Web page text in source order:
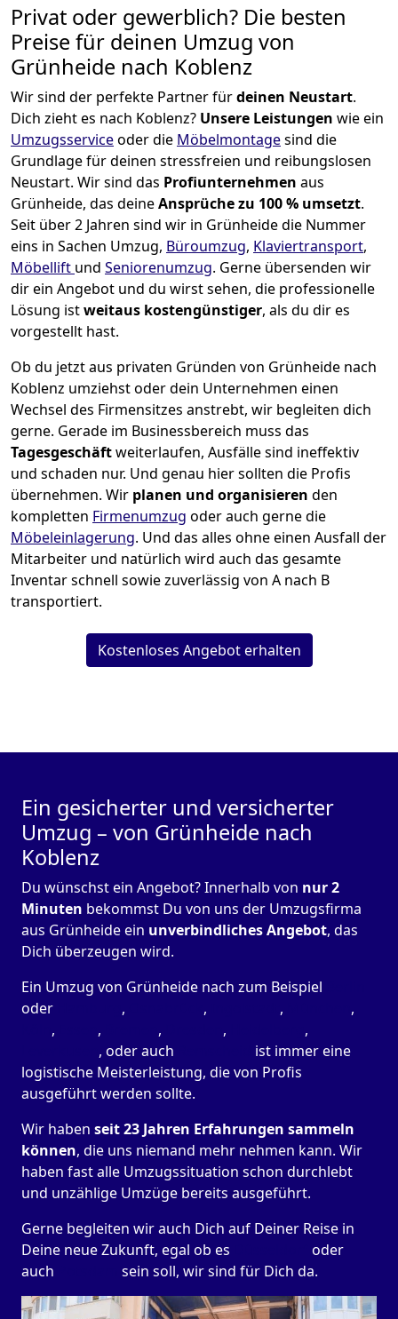
Privat oder gewerblich? Die besten
Preise für deinen Umzug von
Grünheide nach Koblenz
Wir sind der perfekte Partner fürdeinen Neustart.
Dich zieht es nach Koblenz? Unsere Leistungen wie ein
Umzugsserviceoder die Möbelmontagesind die
Grundlage für deinen stressfreien und reibungslosen
Neustart. Wir sind das Profiunternehmen aus
Grünheide, das deineAnsprüche zu 100 % umsetzt.
Seit über 2 Jahren sind wir in Grünheide die Nummer
eins in Sachen Umzug, Büroumzug, Klaviertransport,
Möbellift und Seniorenumzug. Gerne übersenden wir
dir ein Angebot und du wirst sehen, die professionelle
Lösung istweitaus kostengünstiger, als du dir es
vorgestellt hast.
Ob du jetzt aus privaten Gründen von Grünheide nach
Koblenz umziehst oder dein Unternehmen einen
Wechsel des Firmensitzes anstrebt, wir begleiten dich
gerne. Gerade im Businessbereich muss das
Tagesgeschäftweiterlaufen, Ausfälle sind ineffektiv
und schaden nur. Und genau hier sollten die Profis
übernehmen. Wir planen und organisieren den
kompletten Firmenumzug oder auch gerne die
Möbeleinlagerung. Und das alles ohne einen Ausfall der
Mitarbeiter und natürlich wird auch das gesamte
Inventar schnell sowie zuverlässig von A nach B
transportiert.
Kostenloses Angebot erhalten
Ein gesicherter und versicherter
Umzug – von Grünheide nach
Koblenz
Du wünschst ein Angebot? Innerhalb von nur 2
Minuten bekommst Du von uns der Umzugsfirma
aus Grünheide ein unverbindliches Angebot, das
Dich überzeugen wird.
Ein Umzug von Grünheide nach zum Beispiel
oder
, , ,
,
, , , ,
,
, oder auch
ist immer eine
logistische Meisterleistung, die von Profis
ausgeführt werden sollte.
Wir haben seit23 Jahren Erfahrungen sammeln
können, die uns niemand mehr nehmen kann. Wir
haben fast alle Umzugssituation schon durchlebt
und unzählige Umzüge bereits ausgeführt.
Gerne begleiten wir auch Dich auf Deiner Reise in
Deine neue Zukunft, egal ob es
oder
auch
sein soll, wir sind für Dich da.